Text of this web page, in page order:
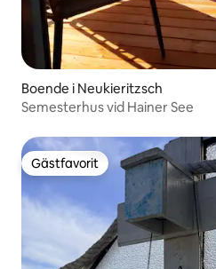
Boende i Neukieritzsch
Semesterhus vid Hainer See
Gästfavorit
Gästfavorit